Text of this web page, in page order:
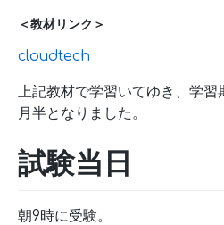
＜教材リンク＞
cloudtech
上記教材で学習いてゆき、学習
月半となりました。
試験当日
朝9時に受験。